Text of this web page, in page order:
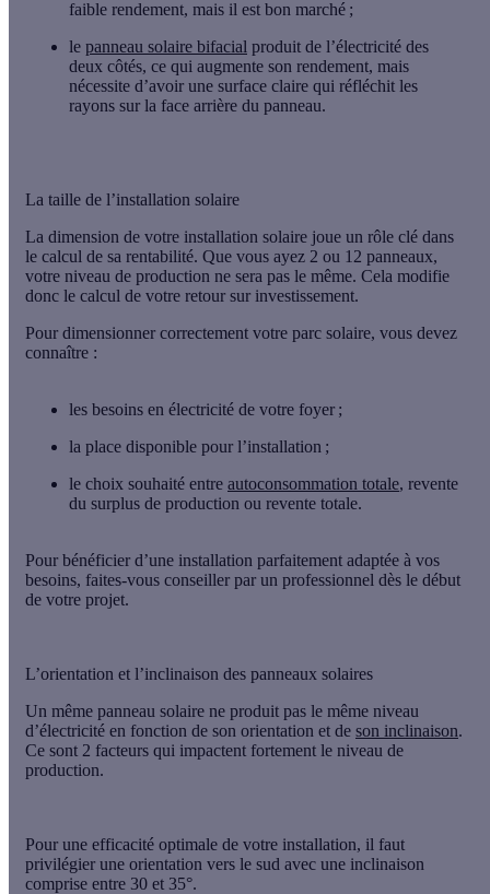
faible rendement, mais il est bon marché ;
le panneau solaire bifacial produit de l’électricité des
deux côtés, ce qui augmente son rendement, mais
nécessite d’avoir une surface claire qui réfléchit les
rayons sur la face arrière du panneau.
La taille de l’installation solaire
La dimension de votre installation solaire joue un rôle clé dans
le calcul de sa rentabilité. Que vous ayez 2 ou 12 panneaux,
votre niveau de production ne sera pas le même. Cela modifie
donc le calcul de votre retour sur investissement.
Pour dimensionner correctement votre parc solaire, vous devez
connaître :
les besoins en électricité de votre foyer ;
la place disponible pour l’installation ;
le choix souhaité entre autoconsommation totale, revente
du surplus de production ou revente totale.
Pour bénéficier d’une installation parfaitement adaptée à vos
besoins, faites-vous conseiller par un professionnel dès le début
de votre projet.
L’orientation et l’inclinaison des panneaux solaires
Un même panneau solaire ne produit pas le même niveau
d’électricité en fonction de son orientation et de son inclinaison.
Ce sont 2 facteurs qui impactent fortement le niveau de
production.
Pour une efficacité optimale de votre installation, il faut
privilégier une orientation vers le sud avec une inclinaison
comprise entre 30 et 35°.